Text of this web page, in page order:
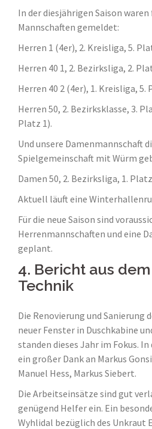
In der diesjährigen Saison
Mannschaften gemeldet:
Herren 1 (4er), 2. Kreisliga, 5.
Herren 40 1, 2. Bezirksliga, 2.
Herren 40 2 (4er), 1. Kreisliga, 5.
Herren 50, 2. Bezirksklasse, 3.
Platz 1).
Und unsere Damenmannschaft
Spielgemeinschaft mit Würm
Damen 50, 2. Bezirksliga, 1.
Aktuell läuft eine
Für die neue Saison sind
Herrenmannschaften und eine
geplant.
4. Bericht aus
Technik
Die Renovierung und Sanierung
neuer Fenster in Duschkabine
standen dieses Jahr im Fokus.
ein großer Dank an Markus
Manuel Hess, Markus Siebert.
Die Arbeitseinsätze sind gut
genügend Helfer ein. Ein
Wyhlidal bezüglich des Unkraut